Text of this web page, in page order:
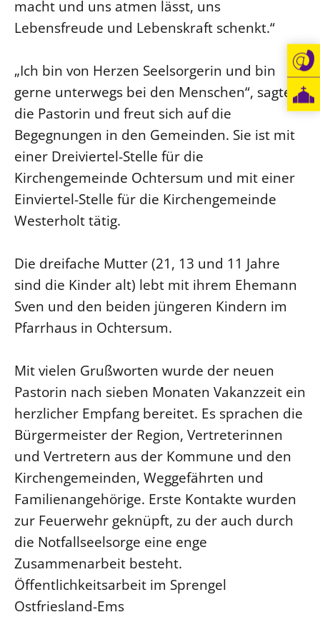
macht und uns atmen lässt, uns
Lebensfreude und Lebenskraft schenkt.“
„Ich bin von Herzen Seelsorgerin und bin
gerne unterwegs bei den Menschen“, sagte
die Pastorin und freut sich auf die
Begegnungen in den Gemeinden. Sie ist mit
einer Dreiviertel-Stelle für die
Kirchengemeinde Ochtersum und mit einer
Einviertel-Stelle für die Kirchengemeinde
Westerholt tätig.
Die dreifache Mutter (21, 13 und 11 Jahre
sind die Kinder alt) lebt mit ihrem Ehemann
Sven und den beiden jüngeren Kindern im
Pfarrhaus in Ochtersum.
Mit vielen Grußworten wurde der neuen
Pastorin nach sieben Monaten Vakanzzeit ein
herzlicher Empfang bereitet. Es sprachen die
Bürgermeister der Region, Vertreterinnen
und Vertretern aus der Kommune und den
Kirchengemeinden, Weggefährten und
Familienangehörige. Erste Kontakte wurden
zur Feuerwehr geknüpft, zu der auch durch
die Notfallseelsorge eine enge
Zusammenarbeit besteht.
Öffentlichkeitsarbeit im Sprengel
Ostfriesland-Ems